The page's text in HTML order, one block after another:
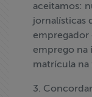
aceitamos:
jornalísticas
empregador
emprego na
matrícula na
3.